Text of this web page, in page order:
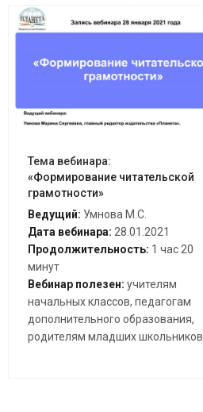
Открыть вебинар
Тема вебинара:
«Формирование читательской
грамотности»
Ведущий: Умнова М.С.
Дата вебинара: 28.01.2021
Продолжительность: 1 час 20
минут
Вебинар полезен: учителям
начальных классов, педагогам
дополнительного образования,
родителям младших школьников